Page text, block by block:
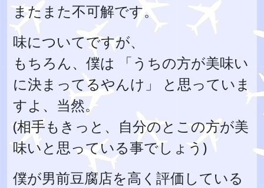
またまた不可解です。
味についてですが、
もちろん、僕は 「うちの方が美味い
に決まってるやんけ」 と思っていま
すよ、当然。
(相手もきっと、自分のとこの方が美
味いと思っている事でしょう)
僕が男前豆腐店を高く評価している